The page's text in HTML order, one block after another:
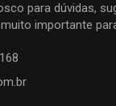
para dúvidas,
importante